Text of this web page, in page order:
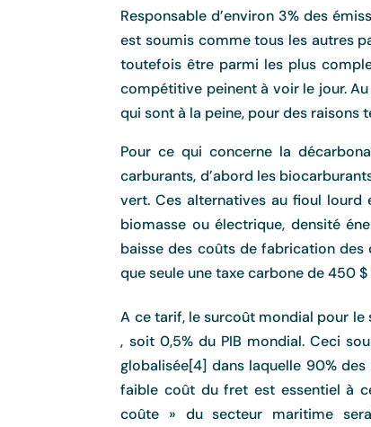
Responsable d’environ 3% des
est soumis comme tous les autres
toutefois être parmi les plus
compétitive peinent à voir le jour.
qui sont à la peine, pour des raisons
Pour ce qui concerne la
carburants, d’abord les
vert. Ces alternatives au fioul lourd
biomasse ou électrique, densité
baisse des coûts de fabrication des
que seule une taxe carbone de 450
A ce tarif, le surcoût mondial pour le
, soit 0,5% du PIB mondial. Ceci
globalisée[4] dans laquelle 90%
faible coût du fret est essentiel à
coûte » du secteur maritime